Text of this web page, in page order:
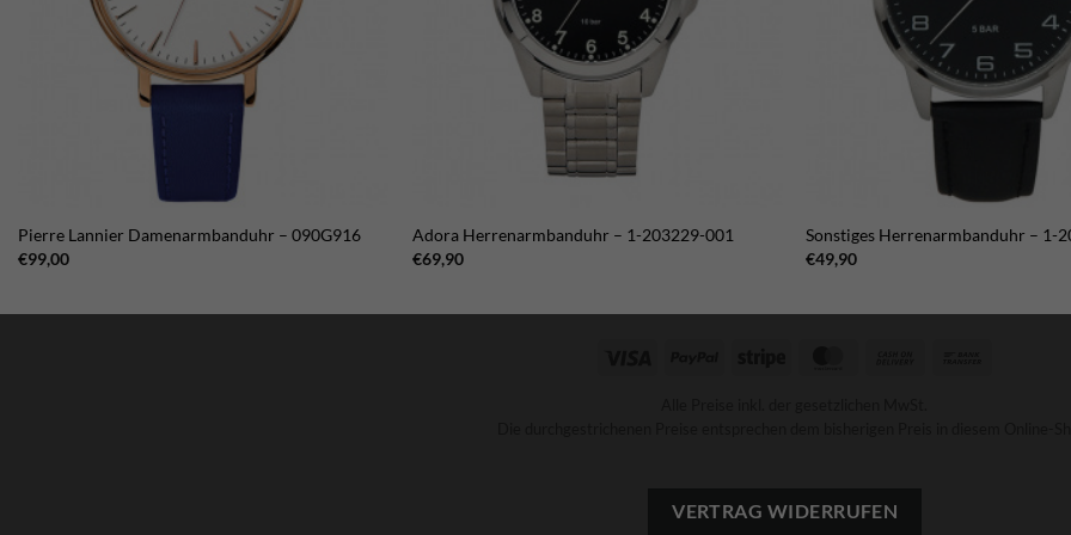
Pierre Lannier Damenarmbanduhr – 090G916
€99,00
Adora Herrenarmbanduhr – 1-203229-001
€69,90
Sonstiges Herrenarmbanduhr – 1-
€49,90
VERTRAG WIDERRUFEN